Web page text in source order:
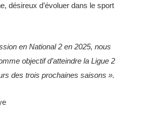
désireux d’évoluer dans le sport
en National 2 en 2025, nous
objectif d’atteindre la Ligue 2
des trois prochaines saisons ».